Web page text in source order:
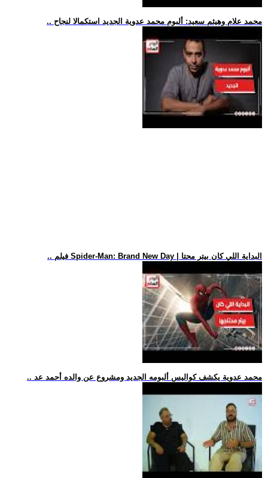
.. محمد علام وهيثم سعيد: ألبوم محمد عدوية الجديد استكمالا لنجاح
.. فيلم Spider-Man: Brand New Day | البداية اللي كان بيتر محتا
.. محمد عدوية يكشف كواليس ألبومه الجديد ومشروع عن والده أحمد عد